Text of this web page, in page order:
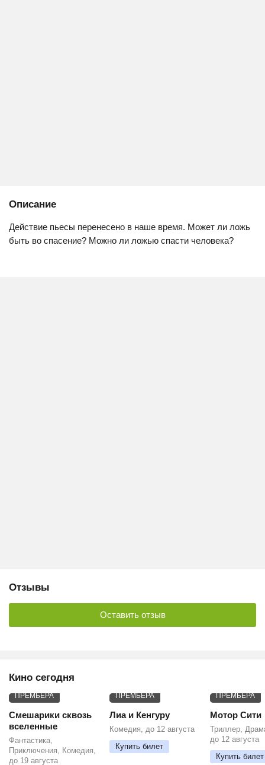
Описание
Действие пьесы перенесено в наше время. Может ли ложь
быть во спасение? Можно ли ложью спасти человека?
Отзывы
Оставить отзыв
Кино сегодня
ПРЕМЬЕРА
Смешарики сквозь
вселенные
Фантастика,
Приключения, Комедия,
до 19 августа
ПРЕМЬЕРА
Лиа и Кенгуру
Комедия, до 12 августа
Купить билет
ПРЕМЬЕРА
Мотор Сити
Триллер,
до 12 августа
Купить билет